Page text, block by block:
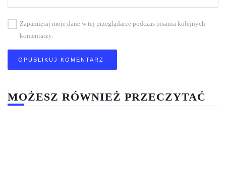
Zapamiętaj moje dane w tej przeglądarce podczas pisania kolejnych
komentarzy.
MOŻESZ RÓWNIEŻ PRZECZYTAĆ